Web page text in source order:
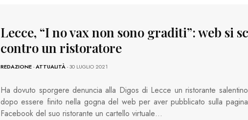
Lecce, “I no vax non sono graditi”: web si
contro un ristoratore
REDAZIONE-ATTUALITÀ- 30 LUGLIO 2021
Ha dovuto sporgere denuncia alla Digos di Lecce un ristorante salentino
dopo essere finito nella gogna del web per aver pubblicato sulla pagina
Facebook del suo ristorante un cartello virtuale…